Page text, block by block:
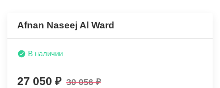
Afnan Naseej Al Ward
В наличии
27 050 30 056